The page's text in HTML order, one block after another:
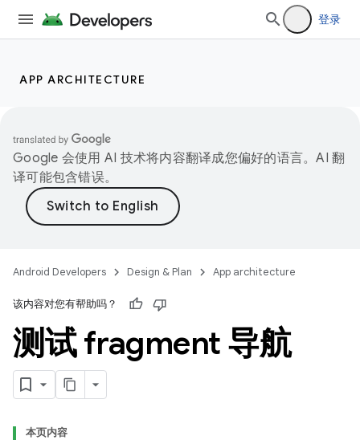
登录
APP ARCHITECTURE
Google 会使用 AI 技术将内容翻译成您偏好的语言。AI 翻
译可能包含错误。
Android Developers Design & Plan App architecture
该内容对您有帮助吗？
测试 fragment 导航
本页内容